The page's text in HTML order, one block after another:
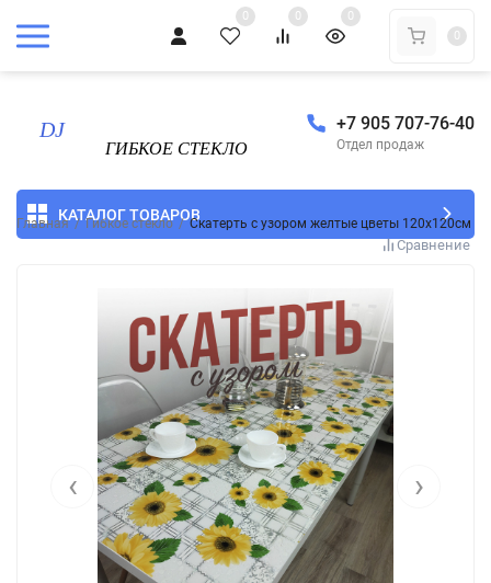
0 0
0
0
+7 905 707-76-40
Отдел продаж
КАТАЛОГ ТОВАРОВ
Главная / Гибкое стекло / Скатерть с узором желтые цветы 120x120см
Сравнение
‹ ›